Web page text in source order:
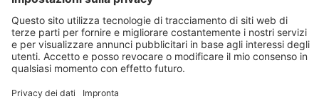
Informazioni su Dräger
Informazioni